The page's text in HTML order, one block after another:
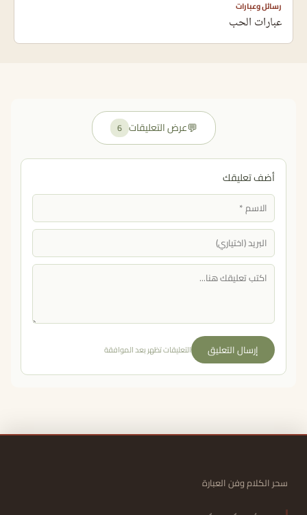
رسائل وعبارات
عبارات الحب
💬عرض التعليقات 6
أضف تعليقك
إرسال التعليق التعليقات تظهر بعد الموافقة
سحر الكلام وفن العبارة